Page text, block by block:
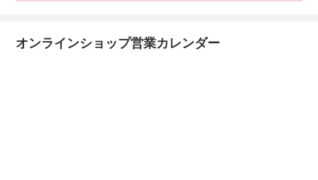
オンラインショップ営業カレンダー